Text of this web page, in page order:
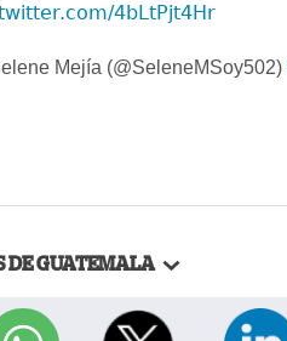
4bLtPjt4Hr
Mejía (@SeleneMSoy502)
DE GUATEMALA